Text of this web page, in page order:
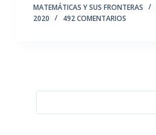
MATEMÁTICAS Y SUS FRONTERAS
2020
492 COMENTARIOS